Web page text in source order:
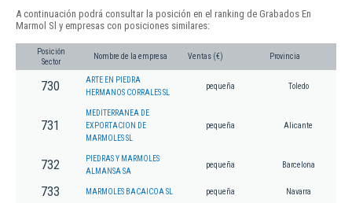
A continuación podrá consultar la posición en el ranking de Grabados En
Marmol Sl y empresas con posiciones similares:
Posición
Sector
Nombre de la empresa Ventas (€) Provincia
730
ARTE EN PIEDRA
HERMANOS CORRALES SL
pequeña Toledo
731
MEDITERRANEA DE
EXPORTACION DE
MARMOLES SL
pequeña Alicante
732
PIEDRAS Y MARMOLES
ALMANSA SA
pequeña Barcelona
733 MARMOLES BACAICOA SL pequeña Navarra